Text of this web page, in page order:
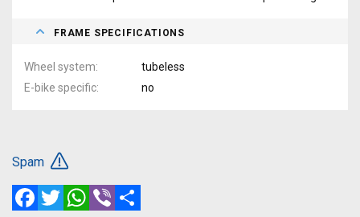
FRAME SPECIFICATIONS
Wheel system
tubeless
E-bike specific
no
Spam
FacebookTwitterWhatsApp
Viber